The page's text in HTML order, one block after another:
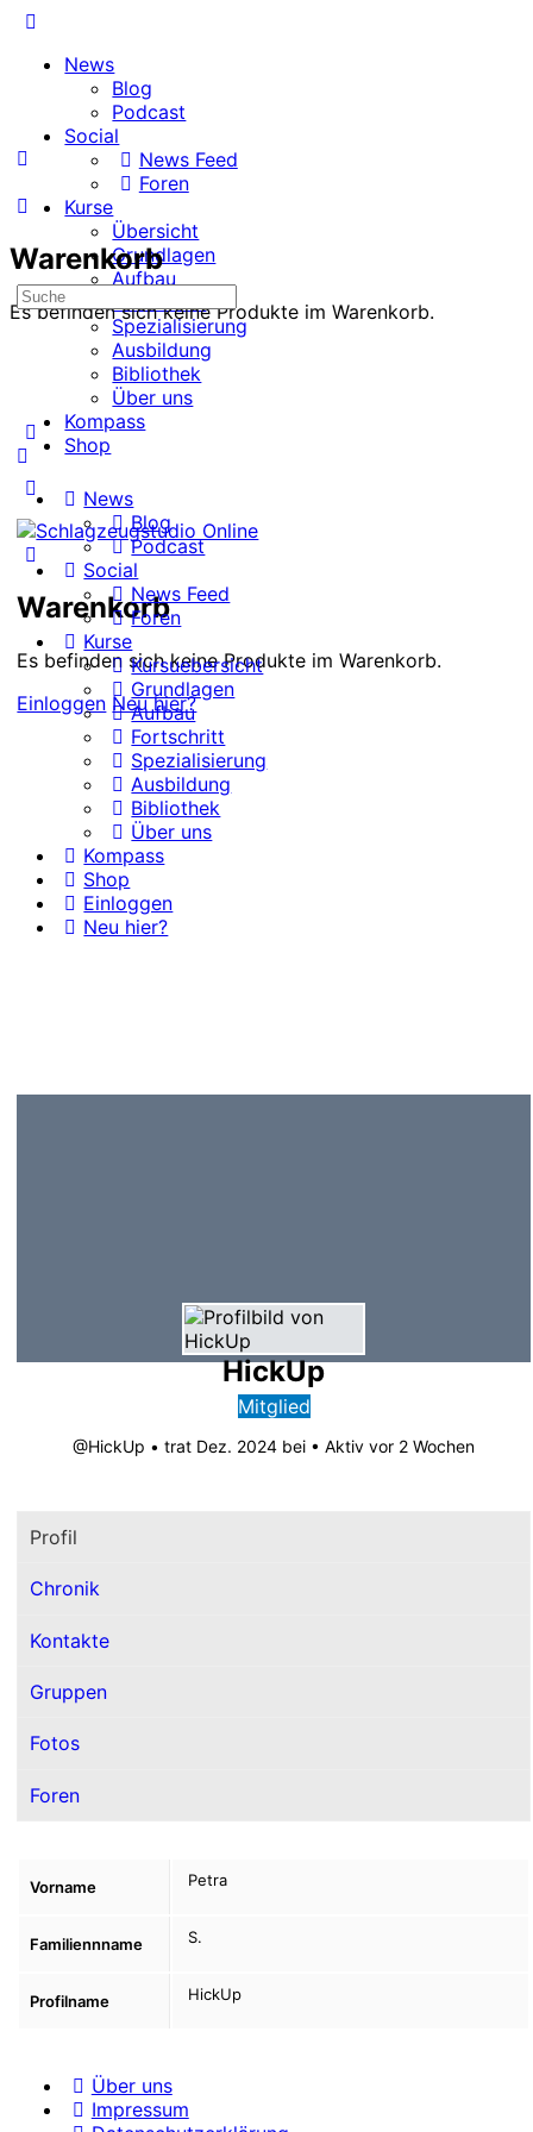
PanelNews
Blog
Podcast
Social
News Feed
Foren
Kurse
Übersicht
Grundlagen
Aufbau
Fortschritt
Spezialisierung
Ausbildung
Bibliothek
Über uns
Kompass
Shop
More
options
Warenkorb
Es befinden sich keine Produkte im Warenkorb.
Einloggen Neu hier?
Warenkorb
Es befinden sich keine Produkte im Warenkorb.
Suche
nach:
News
Blog
Podcast
Social
News Feed
Foren
Kurse
Kursuebersicht
Grundlagen
Aufbau
Fortschritt
Spezialisierung
Ausbildung
Bibliothek
Über uns
Kompass
Shop
Einloggen
Neu hier?
HickUp
Mitglied
@HickUp • trat Dez. 2024 bei • Aktiv vor 2 Wochen
Profil
Chronik
Kontakte
Gruppen
Fotos
Foren
Vorname Petra
Familiennname S.
Profilname HickUp
Über uns
Impressum